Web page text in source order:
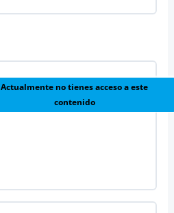
Actualmente no tienes acceso a este
contenido